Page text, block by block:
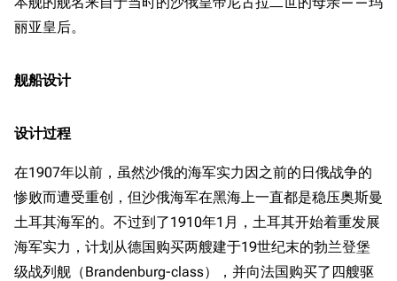
丽亚皇后。
舰船设计
设计过程
在1907年以前，虽然沙俄的海军实力因之前的日俄战争的
惨败而遭受重创，但沙俄海军在黑海上一直都是稳压奥斯曼
土耳其海军的。不过到了1910年1月，土耳其开始着重发展
海军实力，计划从德国购买两艘建于19世纪末的勃兰登堡
级战列舰（Brandenburg-class），并向法国购买了四艘驱